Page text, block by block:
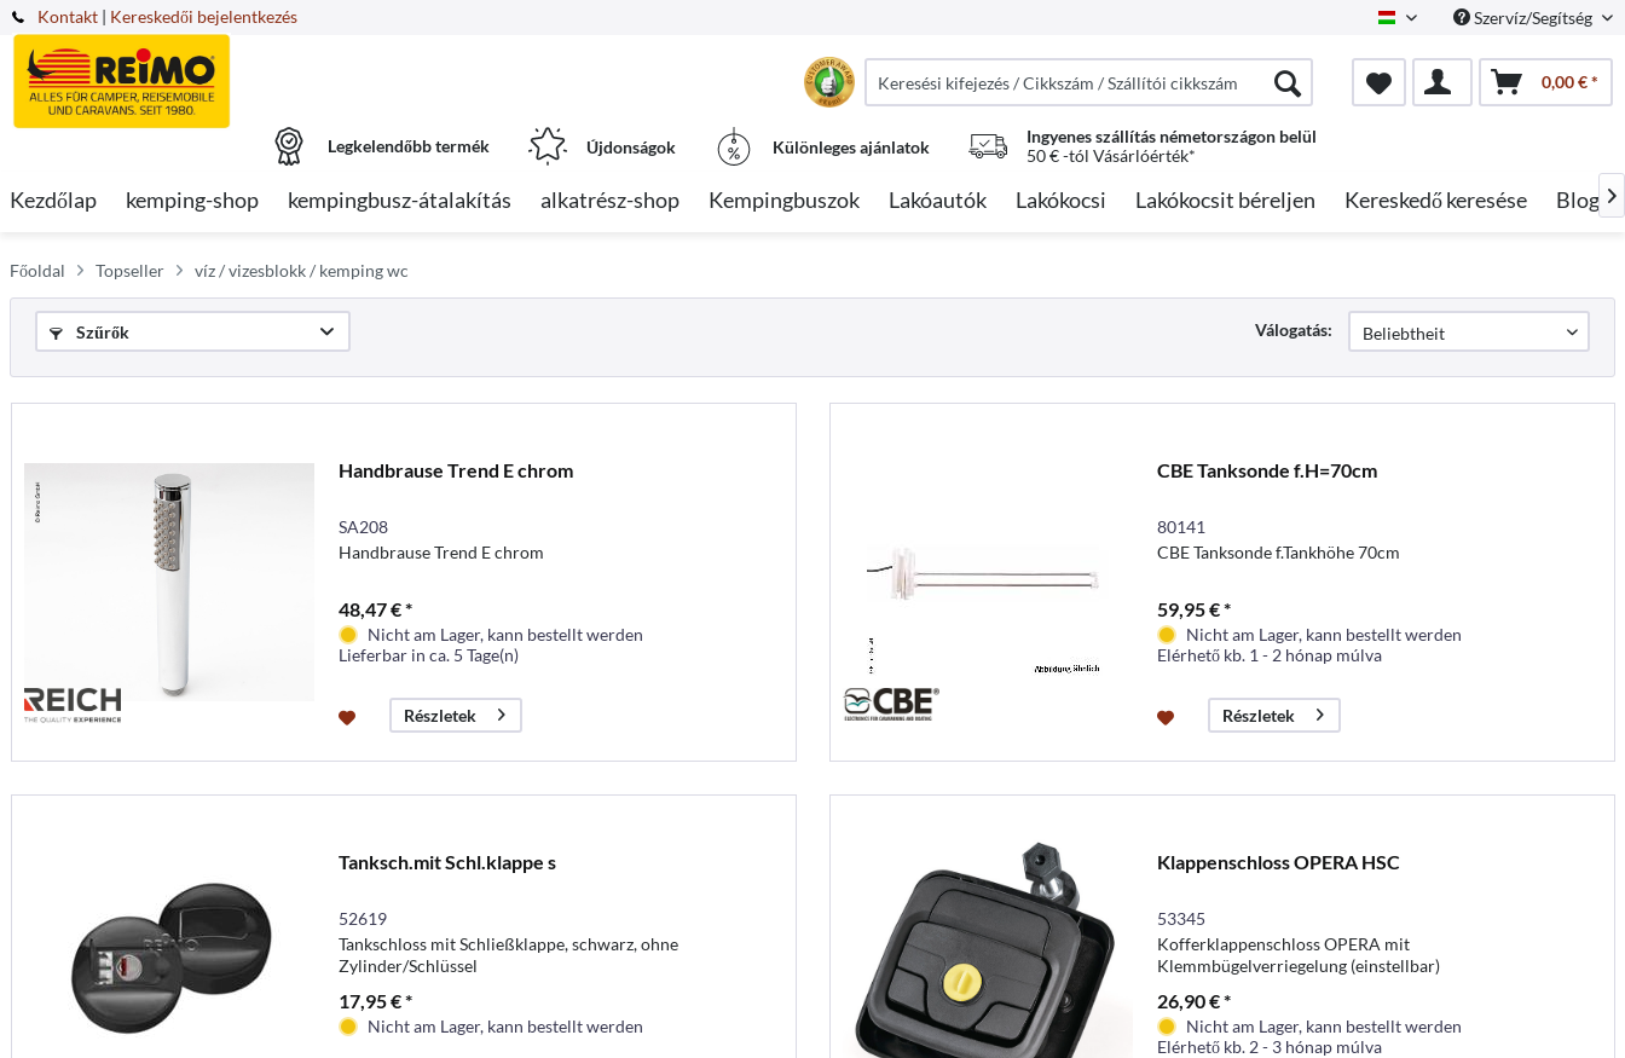
Kontakt HungarianSzervíz/Segítség
| Kereskedői bejelentkezés
0,00 € *
Legkelendőbb termék Újdonságok Különleges ajánlatok
Ingyenes szállítás németországon belül
50 € -tól Vásárlóérték*
Kezdőlap kemping-shop kempingbusz-átalakítás alkatrész-shop Kempingbuszok Lakóautók Lakókocsi Lakókocsit béreljen Kereskedő keresése Blog 
Főoldal Topseller víz / vizesblokk / kemping wc
Szűrők Válogatás:
Handbrause Trend E chrom
SA208
Handbrause Trend E chrom
48,47 € *
Nicht am Lager, kann bestellt werden
Lieferbar in ca. 5 Tage(n)
Részletek
CBE Tanksonde f.H=70cm
80141
CBE Tanksonde f.Tankhöhe 70cm
59,95 € *
Nicht am Lager, kann bestellt werden
Elérhető kb. 1 - 2 hónap múlva
Részletek
Tanksch.mit Schl.klappe s
52619
Tankschloss mit Schließklappe, schwarz, ohne
Zylinder/Schlüssel
17,95 € *
Nicht am Lager, kann bestellt werden
Klappenschloss OPERA HSC
53345
Kofferklappenschloss OPERA mit
Klemmbügelverriegelung (einstellbar)
26,90 € *
Nicht am Lager, kann bestellt werden
Elérhető kb. 2 - 3 hónap múlva